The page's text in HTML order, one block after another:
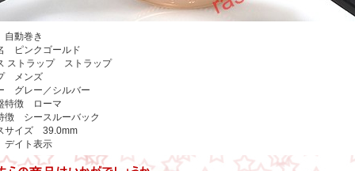
動巻き
ピンクゴールド
ストラップ ストラップ
メンズ
グレー／シルバー
特徴 ローマ
徴 シースルーバック
サイズ 39.0mm
イト表示